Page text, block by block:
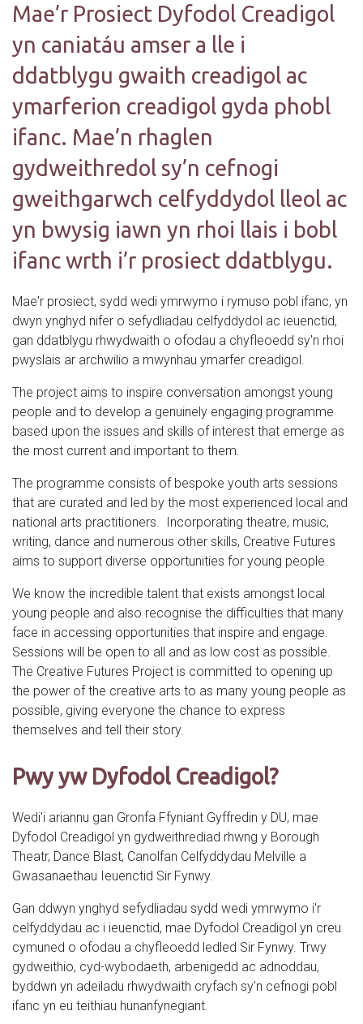
Mae’r Prosiect Dyfodol Creadigol
yn caniatáu amser a lle i
ddatblygu gwaith creadigol ac
ymarferion creadigol gyda phobl
ifanc. Mae’n rhaglen
gydweithredol sy’n cefnogi
gweithgarwch celfyddydol lleol ac
yn bwysig iawn yn rhoi llais i bobl
ifanc wrth i’r prosiect ddatblygu.
Mae'r prosiect, sydd wedi ymrwymo i rymuso pobl ifanc, yn
dwyn ynghyd nifer o sefydliadau celfyddydol ac ieuenctid,
gan ddatblygu rhwydwaith o ofodau a chyfleoedd sy'n rhoi
pwyslais ar archwilio a mwynhau ymarfer creadigol.
The project aims to inspire conversation amongst young
people and to develop a genuinely engaging programme
based upon the issues and skills of interest that emerge as
the most current and important to them.
The programme consists of bespoke youth arts sessions
that are curated and led by the most experienced local and
national arts practitioners. Incorporating theatre, music,
writing, dance and numerous other skills, Creative Futures
aims to support diverse opportunities for young people.
We know the incredible talent that exists amongst local
young people and also recognise the difficulties that many
face in accessing opportunities that inspire and engage.
Sessions will be open to all and as low cost as possible.
The Creative Futures Project is committed to opening up
the power of the creative arts to as many young people as
possible, giving everyone the chance to express
themselves and tell their story.
Pwy yw Dyfodol Creadigol?
Wedi'i ariannu gan Gronfa Ffyniant Gyffredin y DU, mae
Dyfodol Creadigol yn gydweithrediad rhwng y Borough
Theatr, Dance Blast, Canolfan Celfyddydau Melville a
Gwasanaethau Ieuenctid Sir Fynwy.
Gan ddwyn ynghyd sefydliadau sydd wedi ymrwymo i'r
celfyddydau ac i ieuenctid, mae Dyfodol Creadigol yn creu
cymuned o ofodau a chyfleoedd ledled Sir Fynwy. Trwy
gydweithio, cyd-wybodaeth, arbenigedd ac adnoddau,
byddwn yn adeiladu rhwydwaith cryfach sy'n cefnogi pobl
ifanc yn eu teithiau hunanfynegiant.